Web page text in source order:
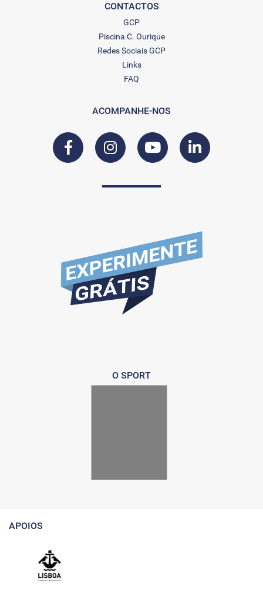
CONTACTOS
GCP
Piscina C. Ourique
Redes Sociais GCP
Links
FAQ
ACOMPANHE-NOS
O SPORT
APOIOS